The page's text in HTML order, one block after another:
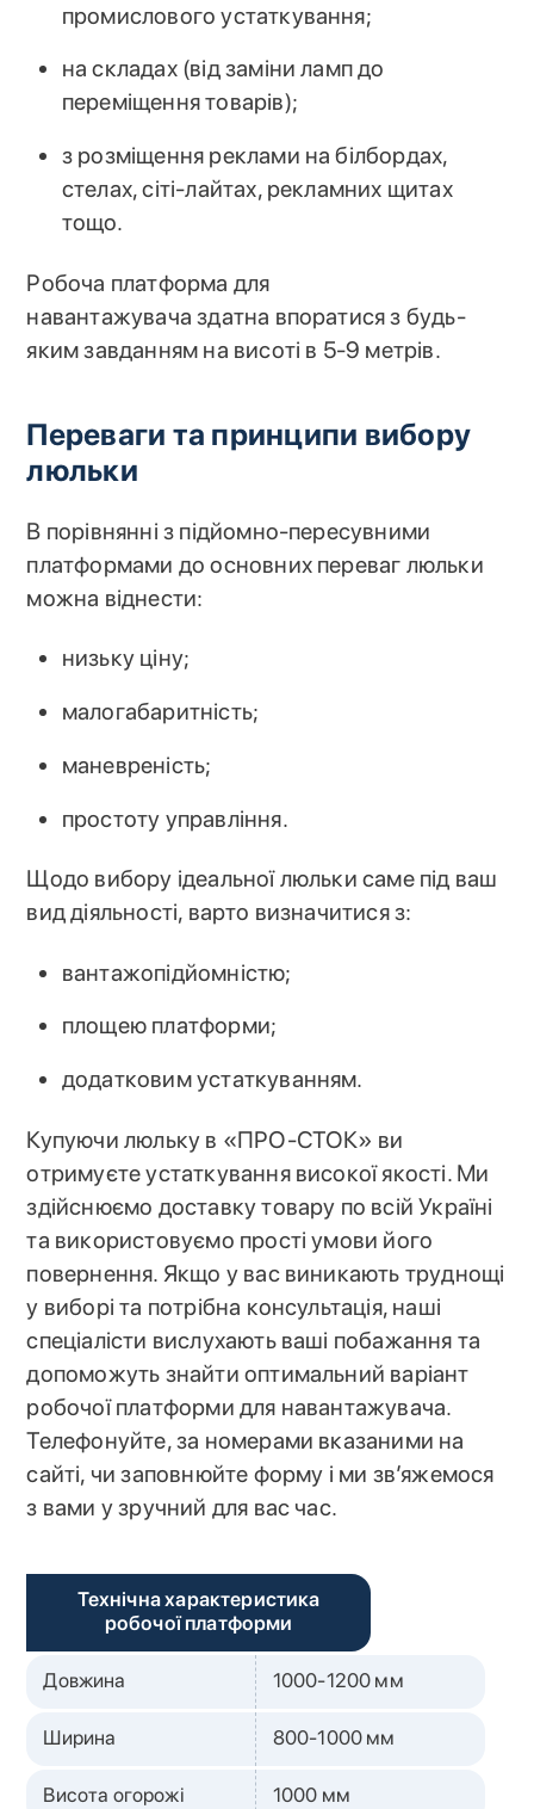
промислового устаткування;
на складах (від заміни ламп до
переміщення товарів);
з розміщення реклами на білбордах,
стелах, сіті-лайтах, рекламних щитах
тощо.
Робоча платформа для
навантажувача здатна впоратися з будь-
яким завданням на висоті в 5-9 метрів.
Переваги та принципи вибору
люльки
В порівнянні з підйомно-пересувними
платформами до основних переваг люльки
можна віднести:
низьку ціну;
малогабаритність;
маневреність;
простоту управління.
Щодо вибору ідеальної люльки саме під ваш
вид діяльності, варто визначитися з:
вантажопідйомністю;
площею платформи;
додатковим устаткуванням.
Купуючи люльку в «ПРО-СТОК» ви
отримуєте устаткування високої якості. Ми
здійснюємо доставку товару по всій Україні
та використовуємо прості умови його
повернення. Якщо у вас виникають труднощі
у виборі та потрібна консультація, наші
спеціалісти вислухають ваші побажання та
допоможуть знайти оптимальний варіант
робочої платформи для навантажувача.
Телефонуйте, за номерами вказаними на
сайті, чи заповнюйте форму і ми зв’яжемося
з вами у зручний для вас час.
Технічна характеристика
робочої платформи
Довжина 1000-1200 мм
Ширина 800-1000 мм
Висота огорожі 1000 мм